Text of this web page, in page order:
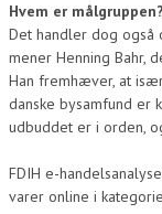
Hvem er målgruppen?
Det handler dog også
mener Henning Bahr,
Han fremhæver, at
danske bysamfund er
udbuddet er i orden,
FDIH e-
varer online i